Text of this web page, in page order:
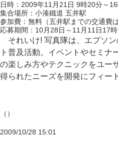
日時：2009年11月21日 9時20分～
集合場所：小湊鐵道 五井駅
参加費：無料（五井駅までの交通費
応募期間：10月28日～11月11日17時
それいけ! 写真隊は、エプソ
ト普及活動。イベントやセミナ
の楽しみ方やテクニックをユー
得られたニーズを開発にフィー
（）
2009/10/28 15:01